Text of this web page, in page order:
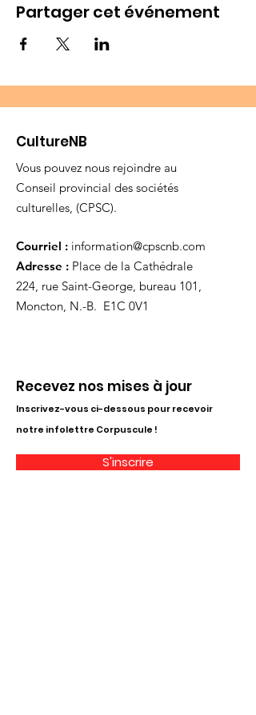
Partager cet événement
CultureNB
Vous pouvez nous rejoindre au
Conseil provincial des sociétés
culturelles, (CPSC).
Courriel : information@cpscnb.com
Adresse : Place de la Cathédrale
224, rue Saint-George, bureau 101,
Moncton, N.-B. E1C 0V1
Recevez nos mises à jour
Inscrivez-vous ci-dessous pour recevoir
notre infolettre Corpuscule !
S'inscrire